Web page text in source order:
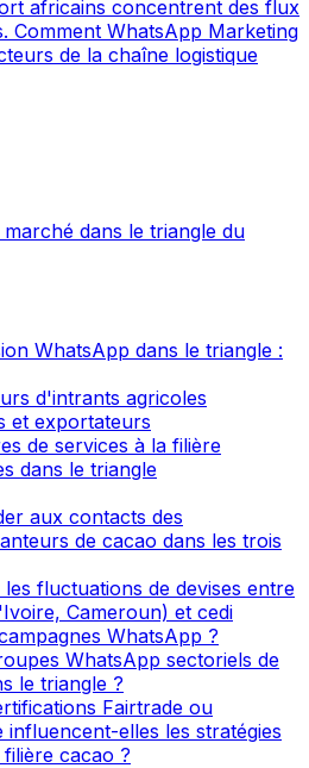
africains concentrent des flux
Comment WhatsApp Marketing
de la chaîne logistique
dans le triangle du
WhatsApp dans le triangle :
d'intrants agricoles
et exportateurs
de services à la filière
dans le triangle
aux contacts des
de cacao dans les trois
fluctuations de devises entre
Cameroun) et cedi
WhatsApp ?
WhatsApp sectoriels de
le triangle ?
Fairtrade ou
influencent-elles les stratégies
cacao ?